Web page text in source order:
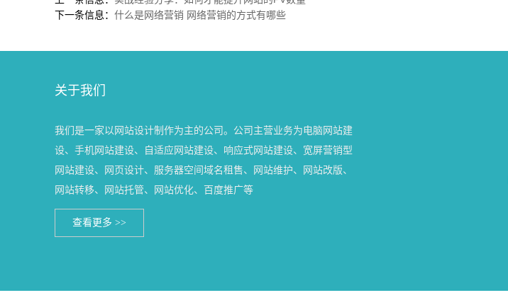
下一条信息： 什么是网络营销 网络营销的方式有哪些
关于我们
我们是一家以网站设计制作为主的公司。公司主营业务为电脑网站建
设、手机网站建设、自适应网站建设、响应式网站建设、宽屏营销型
网站建设、网页设计、服务器空间域名租售、网站维护、网站改版、
网站转移、网站托管、网站优化、百度推广等
查看更多 >>